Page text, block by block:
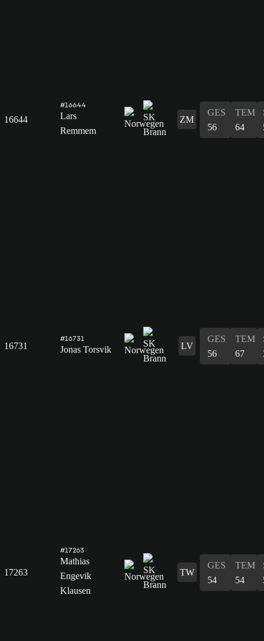
16644
#16644
Lars
Remmem
ZM
GES
56
TEM
64
16731
#16731
Jonas Torsvik LV
GES
56
TEM
67
17263
#17263
Mathias
Engevik
Klausen
TW
GES
54
TEM
54